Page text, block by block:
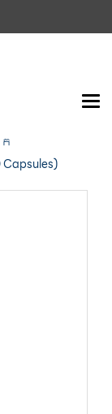
Capsules)